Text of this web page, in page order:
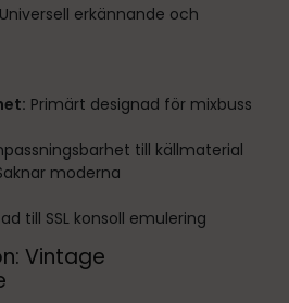
Universell erkännande och
Primärt designad för mixbuss
till källmaterial
moderna
till SSL konsoll emulering
Vintage